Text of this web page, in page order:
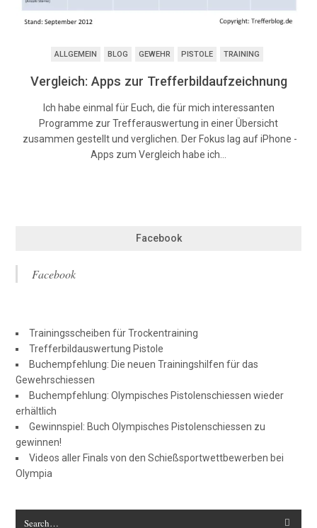
ALLGEMEIN BLOG GEWEHR PISTOLE TRAINING
Vergleich: Apps zur Trefferbildaufzeichnung
Ich habe einmal für Euch, die für mich interessanten
Programme zur Trefferauswertung in einer Übersicht
zusammen gestellt und verglichen. Der Fokus lag auf iPhone -
Apps zum Vergleich habe ich…
Facebook
Facebook
Trainingsscheiben für Trockentraining
Trefferbildauswertung Pistole
Buchempfehlung: Die neuen Trainingshilfen für das
Gewehrschiessen
Buchempfehlung: Olympisches Pistolenschiessen wieder
erhältlich
Gewinnspiel: Buch Olympisches Pistolenschiessen zu
gewinnen!
Videos aller Finals von den Schießsportwettbewerben bei
Olympia